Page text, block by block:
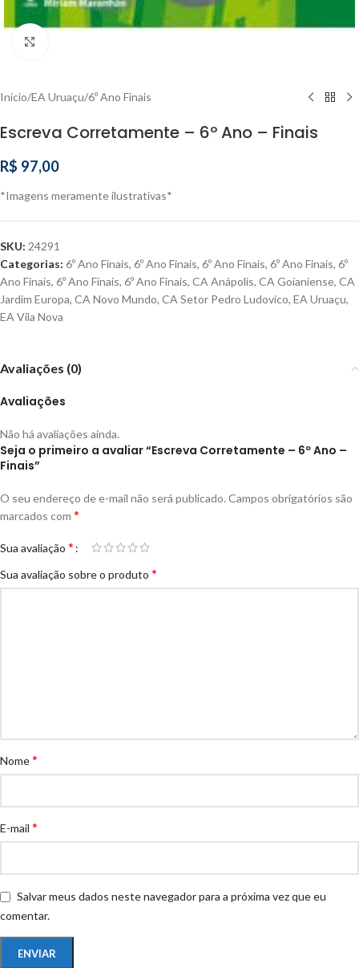
Início/EA Uruaçu/6º Ano Finais
Escreva Corretamente – 6º Ano – Finais
R$ 97,00
*Imagens meramente ilustrativas*
SKU: 24291
Categorias: 6º Ano Finais, 6º Ano Finais, 6º Ano Finais, 6º Ano Finais, 6º
Ano Finais, 6º Ano Finais, 6º Ano Finais, CA Anápolis, CA Goianiense, CA
Jardim Europa, CA Novo Mundo, CA Setor Pedro Ludovico, EA Uruaçu,
EA Vila Nova
Avaliações (0)
Avaliações
Não há avaliações ainda.
Seja o primeiro a avaliar “Escreva Corretamente – 6º Ano –
Finais”
O seu endereço de e-mail não será publicado. Campos obrigatórios são
marcados com *
Sua avaliação *
Sua avaliação sobre o produto *
Nome*
E-mail *
Salvar meus dados neste navegador para a próxima vez que eu
comentar.